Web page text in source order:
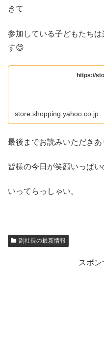
きて
参加している子どもたち
す😊
https://
store.shopping.yahoo.co.jp
最後までお読みいただきあ
皆様の今日が笑顔いっぱ
いってらっしゃい。
副社長の最新情報
スポン